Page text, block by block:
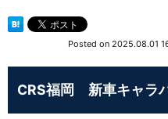
Posted on 2025.08.01
CRS福岡 新車キャラ